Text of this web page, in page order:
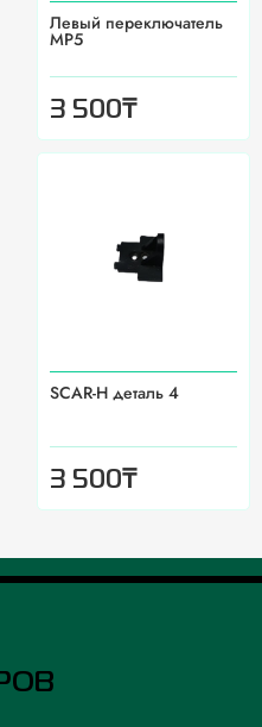
Левый переключатель
МР5
3 500₸
SCAR-H деталь 4
3 500₸